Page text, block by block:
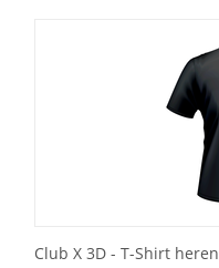
Club X 3D - T-Shirt heren